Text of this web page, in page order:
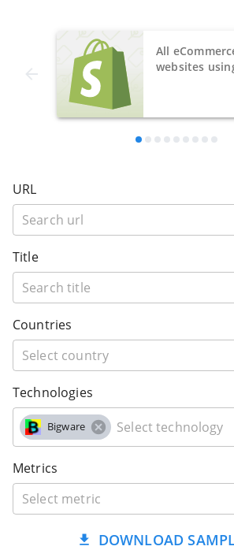
All
websites
URL
Title
Countries
Technologies
Bigware
Metrics
DOWNLOAD